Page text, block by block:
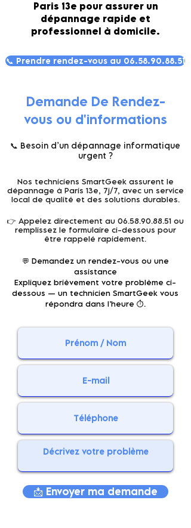
Paris 13e pour assurer un
dépannage rapide et
professionnel à domicile.
📞 Prendre rendez-vous au 06.58.90.88.51
Demande De Rendez-
vous ou d'informations
📞 Besoin d’un dépannage informatique
urgent ?
Nos techniciens SmartGeek assurent le
dépannage à Paris 13e, 7j/7, avec un service
local de qualité et des solutions durables.
👉 Appelez directement au 06.58.90.88.51ou
remplissez le formulaire ci-dessous pour
être rappelé rapidement.
💬 Demandez un rendez-vous ou une
assistance
Expliquez brièvement votre problème ci-
dessous — un technicien SmartGeek vous
répondra dans l’heure ⏱️.
📩 Envoyer ma demande